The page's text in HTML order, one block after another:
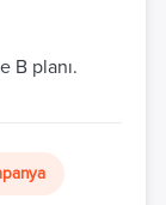
B planı.